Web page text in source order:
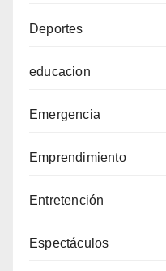
Deportes
educacion
Emergencia
Emprendimiento
Entretención
Espectáculos